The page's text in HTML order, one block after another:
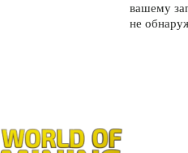
вашему
не